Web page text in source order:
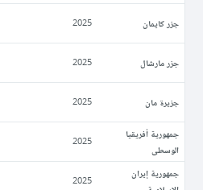
جزر كايمان 2025
جزر مارشال 2025
جزيرة مان 2025
جمهورية أفريقيا
الوسطى
2025
جمهورية إيران
2025